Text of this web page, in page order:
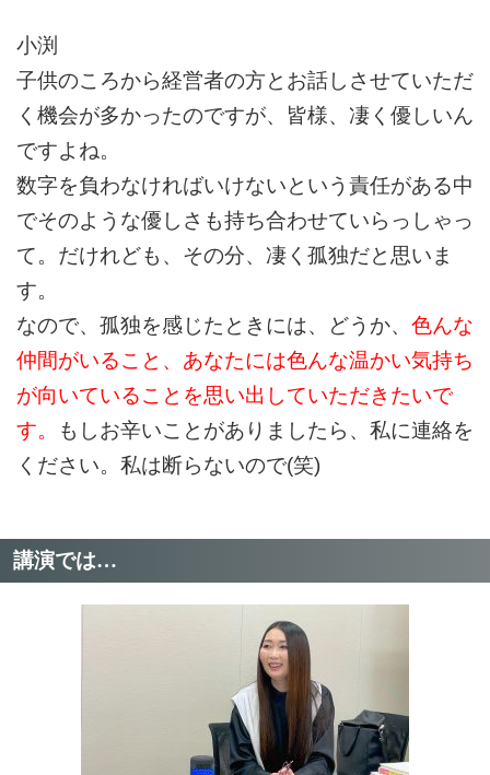
小渕
子供のころから経営者の方とお話しさせていただ
く機会が多かったのですが、皆様、凄く優しいん
ですよね。
数字を負わなければいけないという責任がある中
でそのような優しさも持ち合わせていらっしゃっ
て。だけれども、その分、凄く孤独だと思いま
す。
なので、孤独を感じたときには、どうか、 色んな
仲間がいること、あなたには色んな温かい気持ち
が向いていることを思い出していただきたいで
す。
もしお辛いことがありましたら、私に連絡を
ください。私は断らないので(笑)
講演では…